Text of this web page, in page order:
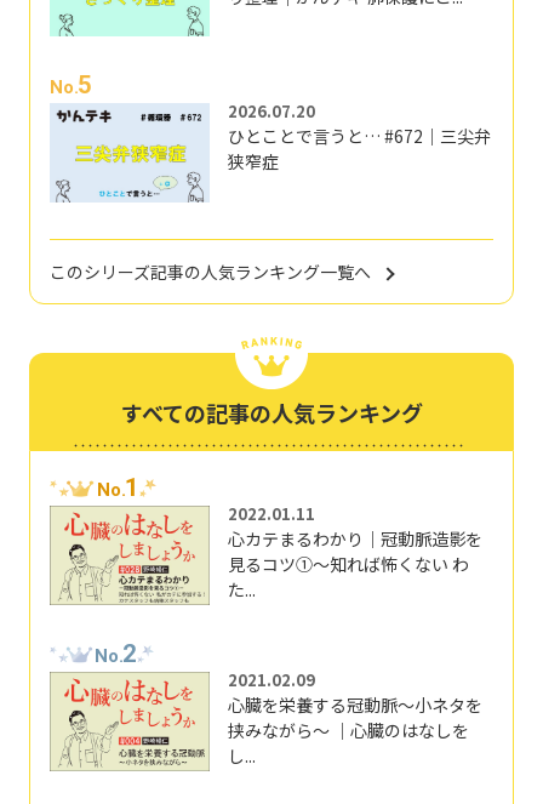
No.5
2026.07.20
ひとことで言うと… #672｜三尖弁
狭窄症
このシリーズ記事の人気ランキング一覧へ
すべての記事の人気ランキング
No.1
2022.01.11
心カテまるわかり｜冠動脈造影を
見るコツ①～知れば怖くない わ
た...
No.2
2021.02.09
心臓を栄養する冠動脈～小ネタを
挟みながら～ ｜心臓のはなしを
し...